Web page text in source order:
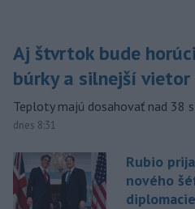
Aj štvrtok bude
búrky a silnejší vietor
Teploty majú dosahovať nad 38
dnes 8:31
Rubio
nového